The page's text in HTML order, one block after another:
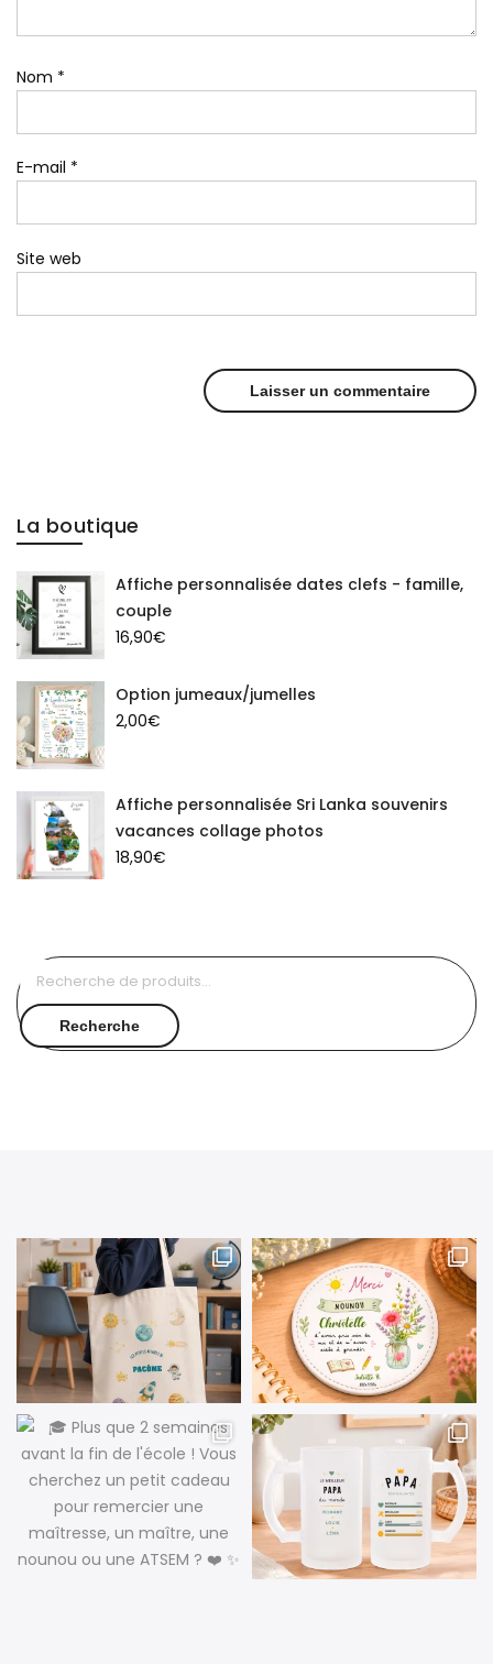
Nom *
E-mail *
Site web
La boutique
Affiche personnalisée dates clefs - famille,
couple
16,90€
Option jumeaux/jumelles
2,00€
Affiche personnalisée Sri Lanka souvenirs
vacances collage photos
18,90€
Recherche